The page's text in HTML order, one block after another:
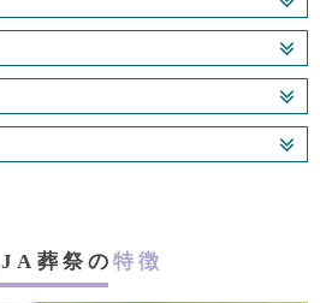
JA葬祭の特徴